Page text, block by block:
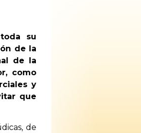
su
de la
de la
como
y
que
de